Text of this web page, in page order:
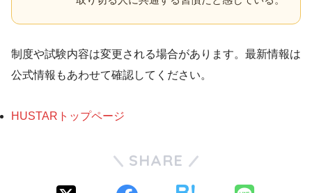
制度や試験内容は変更される場合があります。最新情報は
公式情報もあわせて確認してください。
HUSTARトップページ
SHARE